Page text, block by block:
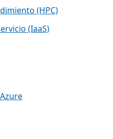
(HPC)
(IaaS)